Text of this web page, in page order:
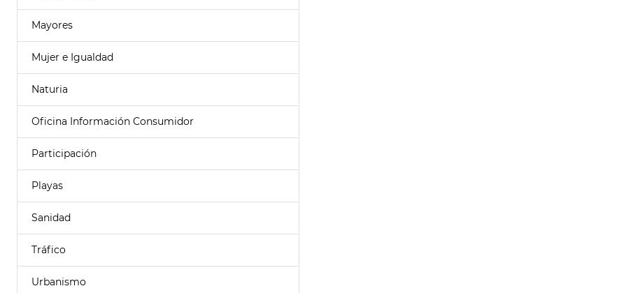
Mayores
Mujer e Igualdad
Naturia
Oficina Información Consumidor
Participación
Playas
Sanidad
Tráfico
Urbanismo